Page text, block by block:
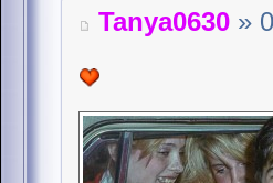
Tanya0630 »